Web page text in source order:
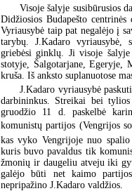
Visoje šalyje susibūrusios
Didžiosios Budapešto
Vyriausybė taip pat negalėjo į
tarybų. J.Kadaro vyriausybė,
griebėsi ginklų. Ji visoje
stotyje, Šalgotarjane, Egeryje,
kruša. Iš anksto suplanuotose
J.Kadaro vyriausybė
darbininkus. Streikai bei
gruodžio 11 d. paskelbė
komunistų partijos (Vengrijos
kas vyko Vengrijoje nuo
kuris buvo pavaldus tik
žmonių ir daugeliu atveju iki
galėjo būti net kaimo
nepripažino J.Kadaro valdžios.